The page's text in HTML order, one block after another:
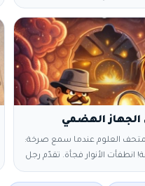
تِجاهَ النَّاسِ. كُلَّ صَباحٍ، كانَ
مَنْزِلِهِ، يَسْقيها، وَيَعْتَني بِها
أَحْيانًا: «زَهْرَةٌ واحِدَةٌ لَنْ
لَمْ يَهْتَمَّ، وَكانَ يَبْتَسِمُ لِنَفْسِهِ،
السِّنونُ، وَكَبُرَتِ الزَّهْرَةُ، وَتَحَوَّلَتْ
بِالزُّهورِ المُلَوَّنَةِ. صارَ الأَطْفالُ
الجهاز الهضمي
العلوم عندما سمع صرخة:
انطفأت الأنوار فجأة. تقدّم رجل
وقال: — أنا المحقق إنزيم،